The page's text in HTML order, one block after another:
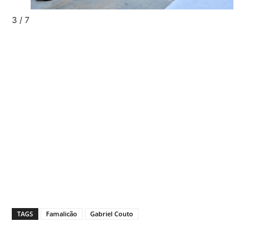
3 / 7
TAGS Famalicão Gabriel Couto